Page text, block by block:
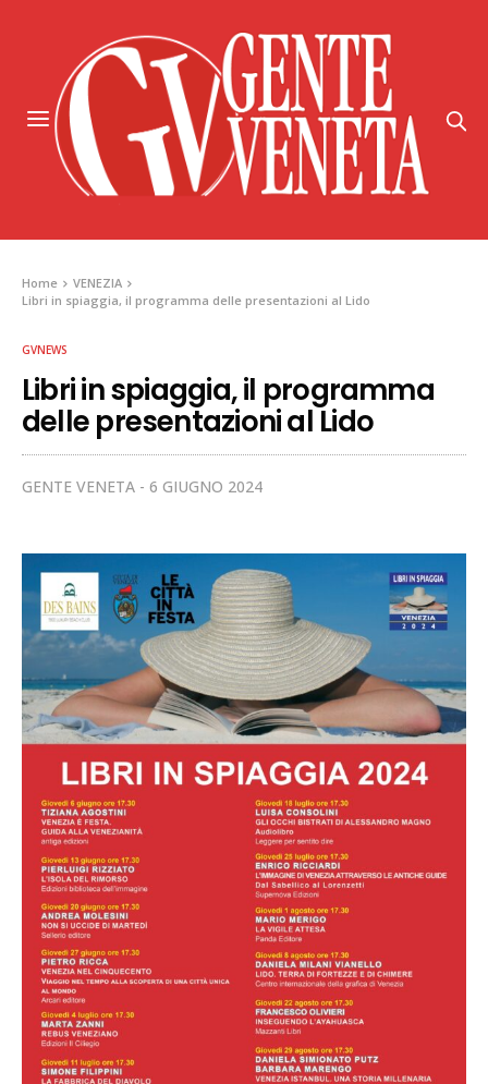
Home
VENEZIA
Libri in spiaggia, il programma delle presentazioni al Lido
GVNEWS
Libri in spiaggia, il programma
delle presentazioni al Lido
GENTE VENETA 6 GIUGNO 2024